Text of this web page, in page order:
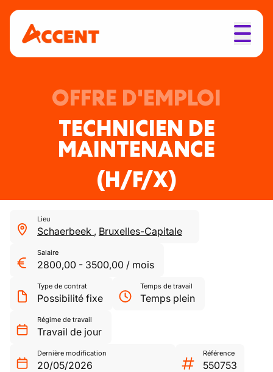
OFFRE D'EMPLOI
TECHNICIEN DE
MAINTENANCE
(H/F/X)
Lieu
Schaerbeek , Bruxelles-Capitale
Salaire
2800,00 - 3500,00 / mois
Type de contrat
Possibilité fixe
Temps de travail
Temps plein
Régime de travail
Travail de jour
Dernière modification
20/05/2026
Référence
550753